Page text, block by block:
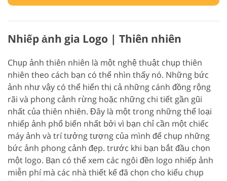
Nhiếp ảnh gia Logo | Thiên nhiên
Chụp ảnh thiên nhiên là một nghệ thuật chụp thiên
nhiên theo cách bạn có thể nhìn thấy nó. Những bức
ảnh như vậy có thể hiển thị cả những cánh đồng rộng
rãi và phong cảnh rừng hoặc những chi tiết gần gũi
nhất của thiên nhiên. Đây là một trong những thể loại
nhiếp ảnh phổ biến nhất bởi vì bạn chỉ cần một chiếc
máy ảnh và trí tưởng tượng của mình để chụp những
bức ảnh phong cảnh đẹp. trước khi bạn bắt đầu chọn
một logo. Bạn có thể xem các ngôi đền logo nhiếp ảnh
miễn phí mà các nhà thiết kế đã chọn cho kiểu chụp